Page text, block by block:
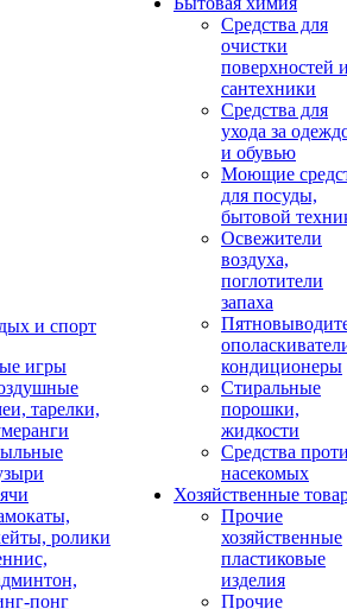
и спорт
игры
тарелки,
ролики
понг
Средства для
очистки
поверхностей
сантехники
Средства для
ухода за
и обувью
Моющие
для посуды,
бытовой
Освежители
воздуха,
поглотители
запаха
кондиционеры
Стиральные
порошки,
жидкости
Средства
насекомых
Хозяйственные
Прочие
хозяйственные
пластиковые
изделия
Прочие